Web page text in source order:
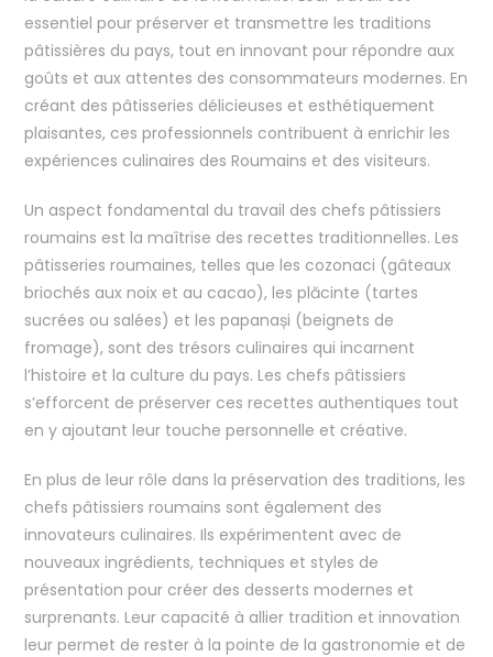
essentiel pour préserver et transmettre les traditions
pâtissières du pays, tout en innovant pour répondre aux
goûts et aux attentes des consommateurs modernes. En
créant des pâtisseries délicieuses et esthétiquement
plaisantes, ces professionnels contribuent à enrichir les
expériences culinaires des Roumains et des visiteurs.
Un aspect fondamental du travail des chefs pâtissiers
roumains est la maîtrise des recettes traditionnelles. Les
pâtisseries roumaines, telles que les cozonaci (gâteaux
briochés aux noix et au cacao), les plăcinte (tartes
sucrées ou salées) et les papanași (beignets de
fromage), sont des trésors culinaires qui incarnent
l’histoire et la culture du pays. Les chefs pâtissiers
s’efforcent de préserver ces recettes authentiques tout
en y ajoutant leur touche personnelle et créative.
En plus de leur rôle dans la préservation des traditions, les
chefs pâtissiers roumains sont également des
innovateurs culinaires. Ils expérimentent avec de
nouveaux ingrédients, techniques et styles de
présentation pour créer des desserts modernes et
surprenants. Leur capacité à allier tradition et innovation
leur permet de rester à la pointe de la gastronomie et de